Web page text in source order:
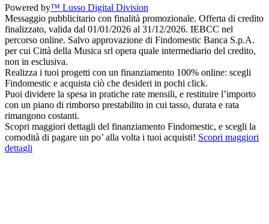
Powered by™ Lusso Digital Division
Messaggio pubblicitario con finalità promozionale. Offerta di credito
finalizzato, valida dal 01/01/2026 al 31/12/2026. IEBCC nel
percorso online. Salvo approvazione di Findomestic Banca S.p.A.
per cui Città della Musica srl opera quale intermediario del credito,
non in esclusiva.
Realizza i tuoi progetti con un finanziamento 100% online: scegli
Findomestic e acquista ciò che desideri in pochi click.
Puoi dividere la spesa in pratiche rate mensili, e restituire l’importo
con un piano di rimborso prestabilito in cui tasso, durata e rata
rimangono costanti.
Scopri maggiori dettagli del finanziamento Findomestic, e scegli la
comodità di pagare un po’ alla volta i tuoi acquisti! Scopri maggiori
dettagli